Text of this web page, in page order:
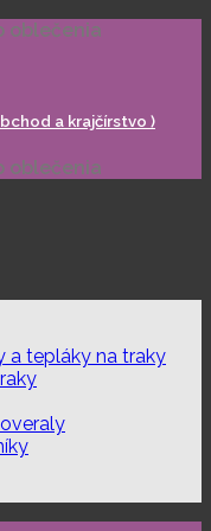
oblečenia
a krajčírstvo )
oblečenia
a tepláky na traky